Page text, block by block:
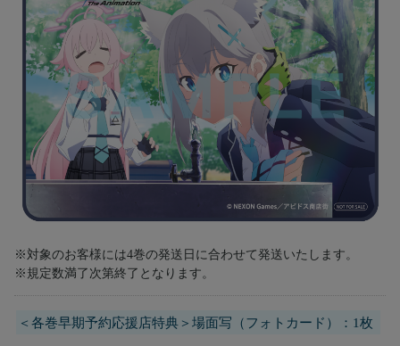
※対象のお客様には4巻の発送日に合わせて発送いたします。
※規定数満了次第終了となります。
＜各巻早期予約応援店特典＞場面写（フォトカード）：1枚